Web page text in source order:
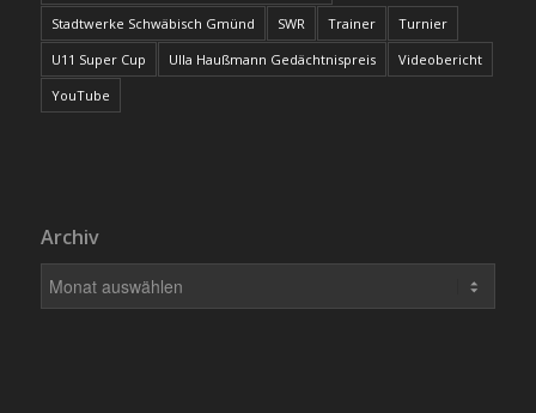
Stadtwerke Schwäbisch Gmünd
SWR Trainer
Turnier
U11 Super Cup
Ulla Haußmann Gedächtnispreis
Videobericht
YouTube
Archiv